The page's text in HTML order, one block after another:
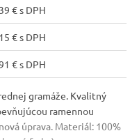
€ s DPH
€ s DPH
€ s DPH
gramáže. Kvalitný
ramennou
úprava. Materiál: 100%